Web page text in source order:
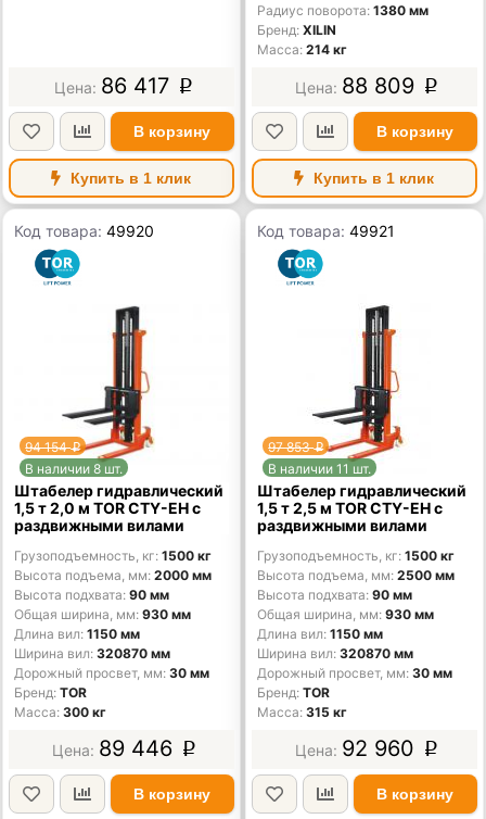
86 417 p
В корзину
Купить в 1 клик
Радиус поворота 1380 мм
Бренд XILIN
Масса 214 кг
88 809 p
В корзину
Купить в 1 клик
Код товара:49920
94 154p
В наличии 8 шт.
Штабелер гидравлический
1,5 т 2,0 м TOR CTY-EH с
раздвижными вилами
Грузоподъемность, кг 1500 кг
Высота подъема, мм 2000 мм
Высота подхвата 90 мм
Общая ширина, мм 930 мм
Длина вил 1150 мм
Ширина вил 320870 мм
Дорожный просвет, мм 30 мм
Бренд TOR
Масса 300 кг
89 446 p
В корзину
Код товара:49921
97 853p
В наличии 11 шт.
Штабелер гидравлический
1,5 т 2,5 м TOR CTY-EH с
раздвижными вилами
Грузоподъемность, кг 1500 кг
Высота подъема, мм 2500 мм
Высота подхвата 90 мм
Общая ширина, мм 930 мм
Длина вил 1150 мм
Ширина вил 320870 мм
Дорожный просвет, мм 30 мм
Бренд TOR
Масса 315 кг
92 960 p
В корзину